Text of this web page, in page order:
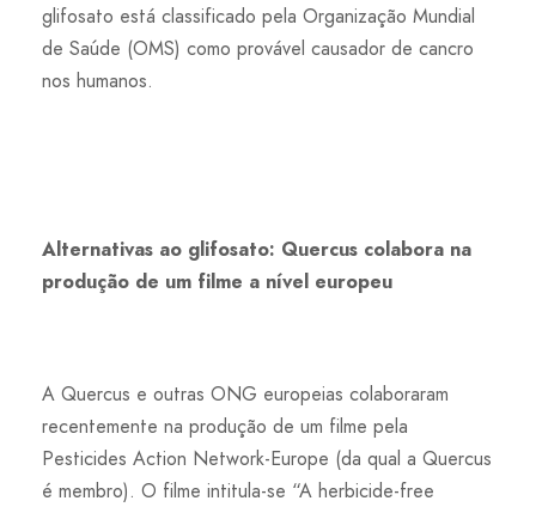
glifosato está classificado pela Organização Mundial
de Saúde (OMS) como provável causador de cancro
nos humanos.
Alternativas ao glifosato: Quercus colabora na
produção de um filme a nível europeu
A Quercus e outras ONG europeias colaboraram
recentemente na produção de um filme pela
Pesticides Action Network-Europe (da qual a Quercus
é membro). O filme intitula-se “A herbicide-free